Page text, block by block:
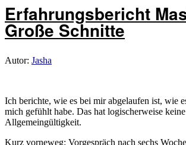
Erfahrungsbericht
Große Schnitte
Autor: Jasha
Ich berichte, wie es bei mir abgelaufen ist, wie
mich gefühlt habe. Das hat logischerweise keine
Allgemeingültigkeit.
Kurz vorneweg: Vorgespräch nach sechs